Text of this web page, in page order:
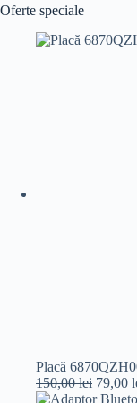
Oferte speciale
Placă
150,00lei Prețul
inițial
79,00